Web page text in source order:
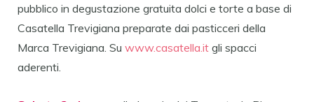
pubblico in degustazione gratuita dolci e torte a base di
Casatella Trevigiana preparate dai pasticceri della
Marca Trevigiana. Su www.casatella.it gli spacci
aderenti.